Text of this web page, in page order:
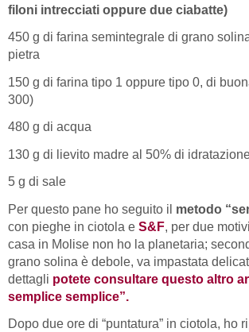
filoni intrecciati oppure due ciabatte)
450 g di farina semintegrale di grano
pietra
150 g di farina tipo 1 oppure tipo 0, di
300)
480 g di acqua
130 g di lievito madre al 50% di
5 g di sale
Per questo pane ho seguito il metodo
con pieghe in ciotola e S&F, per due
casa in Molise non ho la planetaria;
grano solina è debole, va impastata
dettagli potete consultare questo altro
semplice semplice”.
Dopo due ore di “puntatura” in ciotola, ho